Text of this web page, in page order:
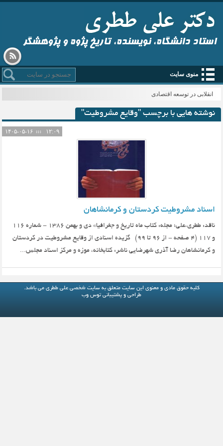
استاد دانشگاه، نویسنده، تاریخ پژوه و پژوهشگر
منوی سایت
انقلابی در توسعه اقتصادی
نوشته هایی با برچسب "وقایع مشروطیت"
۱۲:۰۹
اسناد مشروطیت کردستان و کرمانشاهان
ناقد: ططری،علی؛ مجله: کتاب ماه تاریخ و جغرافیا» دی و بهمن 1386 - شماره 116
و 117 (4 صفحه - از 96 تا 99) گزیده­ اسنادی از وقایع مشروطیت در کردستان
و کرمانشاهان رضا آذری شهرضایی ناشر: کتابخانه، موزه و مرکز اسناد مجلس...
کلیه حقوق مادی و معنوی این سایت متعلق بهسایت شخصی علی ططری می باشد.
طراحی و پشتیبانی توس وب